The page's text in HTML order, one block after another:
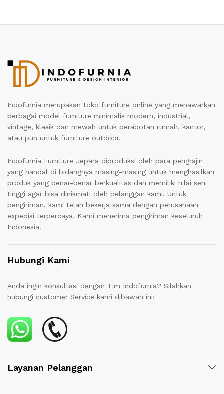
Indofurnia merupakan toko furniture online yang menawarkan
berbagai model furniture minimalis modern, industrial,
vintage, klasik dan mewah untuk perabotan rumah, kantor,
atau pun untuk furniture outdoor.
Indofurnia Furniture Jepara diproduksi oleh para pengrajin
yang handal di bidangnya masing-masing untuk menghasilkan
produk yang benar-benar berkualitas dan memiliki nilai seni
tinggi agar bisa dinikmati oleh pelanggan kami. Untuk
pengiriman, kami telah bekerja sama dengan perusahaan
expedisi terpercaya. Kami menerima pengiriman keseluruh
Indonesia.
Hubungi Kami
Anda ingin konsultasi dengan Tim Indofurnia? Silahkan
hubungi customer Service kami dibawah ini:
Layanan Pelanggan